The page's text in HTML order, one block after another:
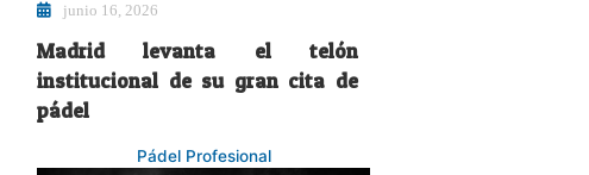
junio 16, 2026
Madrid levanta el telón
institucional de su gran cita de
pádel
Pádel Profesional